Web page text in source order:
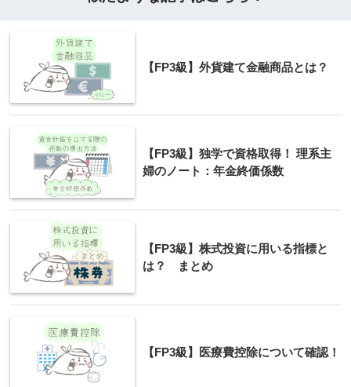
【FP3級】外貨建て金融商品とは？
【FP3級】独学で資格取得！ 理系主
婦のノート：年金終価係数
【FP3級】株式投資に用いる指標と
は？ まとめ
【FP3級】医療費控除について確認！